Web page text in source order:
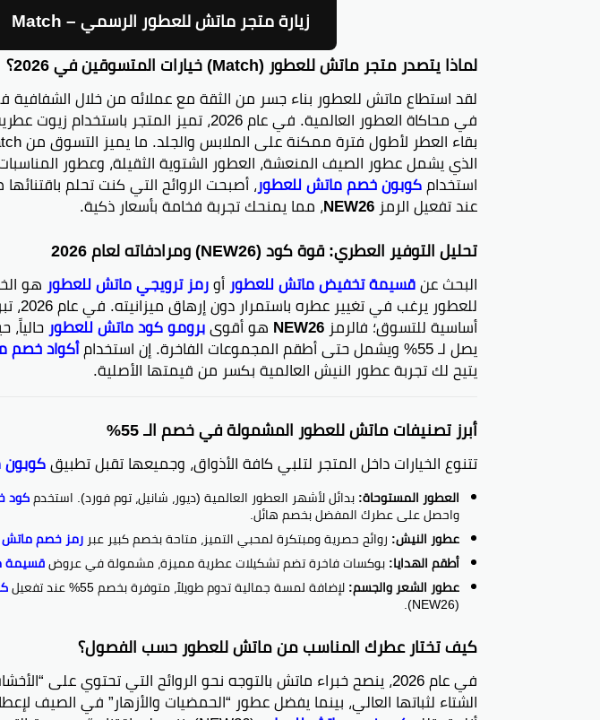
زيارة متجر ماتش للعطور الرسمي – Match
لماذا يتصدر متجر ماتش للعطور (Match) خيارات المتسوقين في 2026؟
لقد استطاع ماتش للعطور بناء جسر من الثقة مع عملائه من خلال الشفافية
في محاكاة العطور العالمية. في عام 2026، تميز المتجر
الذي يشمل عطور الصيف المنعشة، العطور الشتوية الثقيلة، وعطور
استخدامكوبون خصم ماتش للعطور، أصبحت الروائح التي كنت تحلم
عند تفعيل الرمزNEW26، مما يمنحك تجربة فخامة بأسعار ذكية.
تحليل التوفير العطري: قوة كود (NEW26) ومرادفاته لعام 2026
البحث عنقسيمة تخفيض ماتش للعطورأورمز ترويجي ماتش للعطورهو
للعطور
أساسية للتسوق؛ فالرمز NEW26 هو أقوىبرومو كود ماتش للعطور
يصل لـ 55% ويشمل حتى أطقم المجموعات الفاخرة. إن استخدام أكواد خصم
يتيح لك تجربة عطور النيش العالمية بكسر من قيمتها الأصلية.
أبرز تصنيفات ماتش للعطور المشمولة في خصم الـ 55%
تتنوع الخيارات داخل المتجر لتلبي كافة الأذواق، وجميعها تقبل تطبيقكوبون
العطور المستوحاة:بدائل لأشهر العطور العالمية (ديور، شانيل، توم فورد). استخدمكود
واحصل على عطرك المفضل بخصم هائل.
عطور النيش: روائح حصرية ومبتكرة لمحبي التميز، متاحة بخصم كبير عبررمز خصم ماتش
أطقم الهدايا:بوكسات فاخرة تضم تشكيلات عطرية مميزة، مشمولة في عروضقسيمة
عطور الشعر والجسم:لإضافة لمسة جمالية تدوم طويلاً، متوفرة بخصم 55% عند تفعيل
(NEW26).
كيف تختار عطرك المناسب من ماتش للعطور حسب الفصول؟
في عام 2026، ينصح خبراء ماتش بالتوجه نحو الروائح التي تحتوي على
الشتاء لثباتها العالي، بينما يفضل عطور “الحمضيات والأزهار” في الصيف